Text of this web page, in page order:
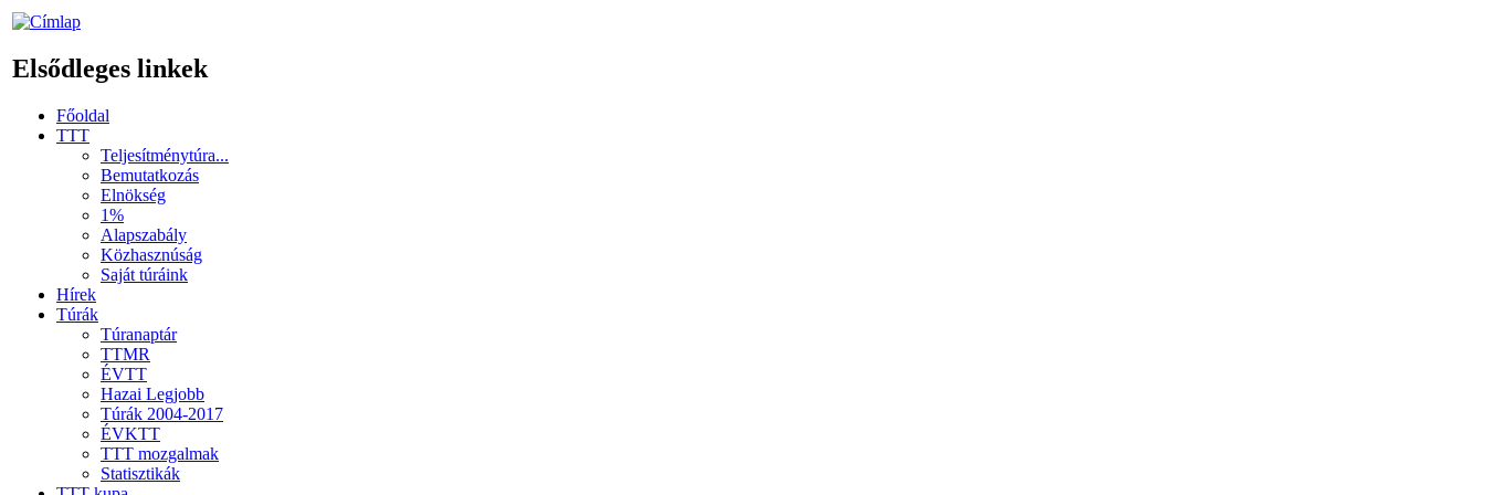
Elsődleges linkek
Főoldal
TTT
Teljesítménytúra...
Bemutatkozás
Elnökség
1%
Alapszabály
Közhasznúság
Saját túráink
Hírek
Túrák
Túranaptár
TTMR
ÉVTT
Hazai Legjobb
Túrák 2004-2017
ÉVKTT
TTT mozgalmak
Statisztikák